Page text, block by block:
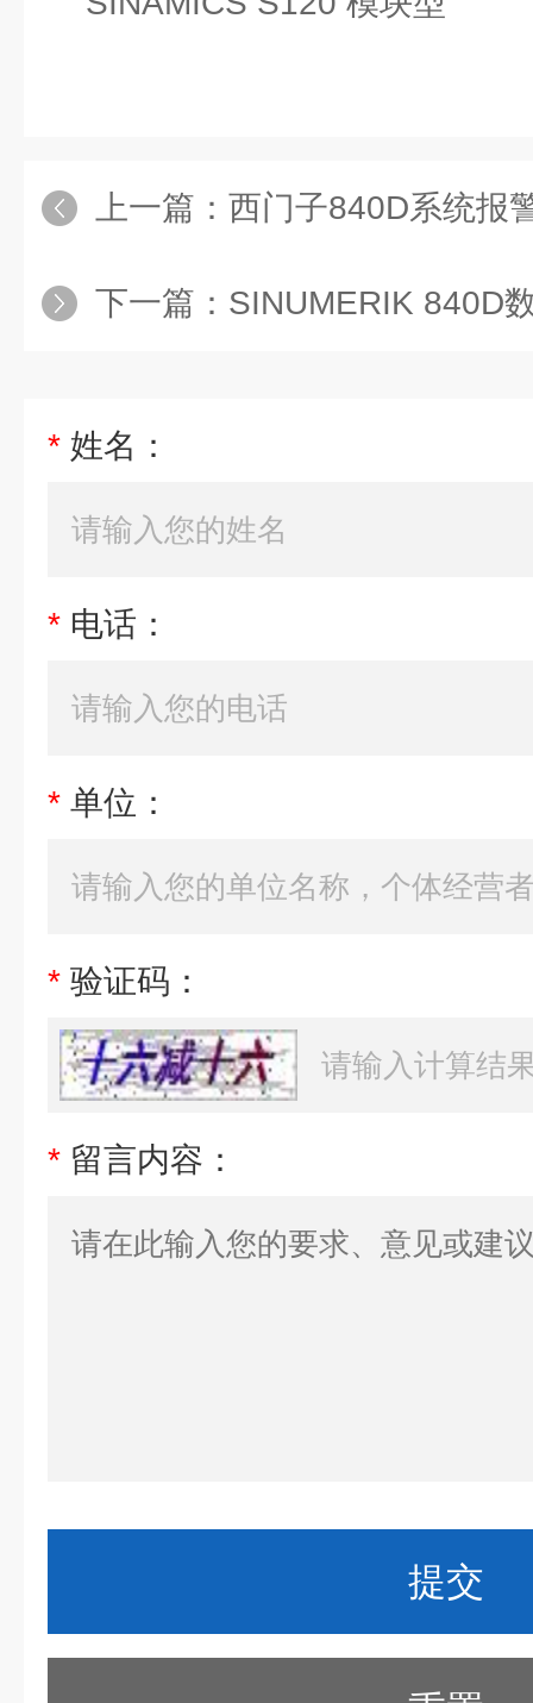
上一篇： 西门子840D系统报
下一篇： SINUMERIK 840D数控
* 姓名：
* 电话：
* 单位：
* 验证码：
* 留言内容：